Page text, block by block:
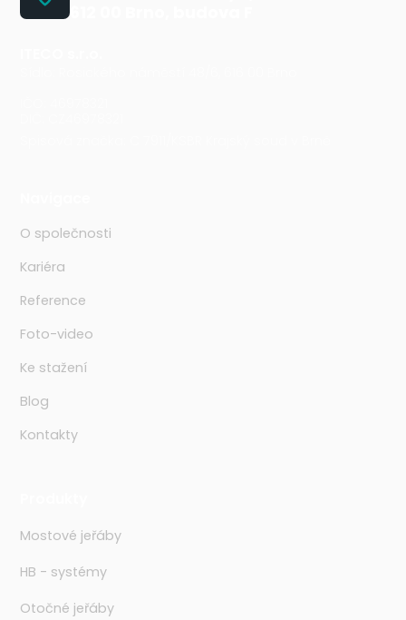
612 00 Brno, budova F
O společnosti
Kariéra
Reference
Foto-video
Ke stažení
Blog
Kontakty
Mostové jeřáby
HB - systémy
Otočné jeřáby